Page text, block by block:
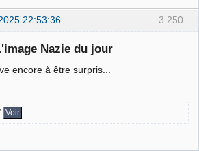
3 250
22:53:36
Nazie du jour
encore à être surpris...
Voir